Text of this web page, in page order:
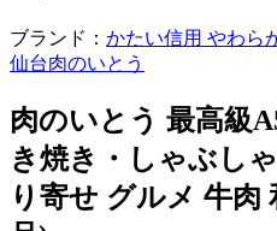
ブランド： かたい信用 やわら
仙台肉のいとう
肉のいとう 最高級
き焼き・しゃぶし
り寄せ グルメ 牛肉